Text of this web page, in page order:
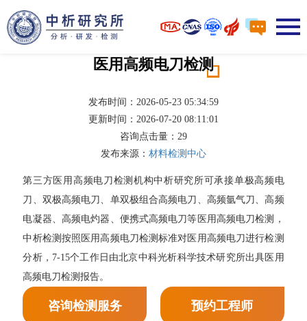
医用高频电刀检测
发布时间：2026-05-23 05:34:59
更新时间：2026-07-20 08:11:01
咨询点击量： 29
发布来源： 材料检测中心
第三方医用高频电刀检测机构中析研究所可承接单极高频电
刀、双极高频电刀、单双极组合高频电刀、高频氩气刀、高频
电凝器、高频电灼器、便携式高频电刀等医用高频电刀检测，
中析检测按照医用高频电刀检测标准对医用高频电刀进行检测
分析，7-15个工作日由北京中科光析科学技术研究所出具医用
高频电刀检测报告。
咨询检测服务 预约工程师